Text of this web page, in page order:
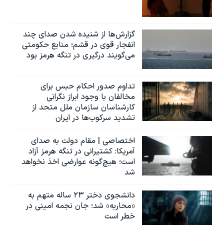
گزارش‌ها از شنیده شدن صدای چند
انفجار قوی در قشم؛ منابع حکومتی
می‌گویند درگیری در تنگه هرمز بود
تداوم صدور احکام حبس برای
مخالفان با وجود ابراز نگرانی
کارشناسان سازمان ملل متحد از
تشدید سرکوب‌ها در ایران
اختصاصی | مقام دولت به صدای
آمریکا: کشتیرانی در تنگه هرمز آزاد
است؛ هیچ‌گونه عوارضی اخذ نخواهد
شد
دانشجوی دختر ۲۳ ساله متهم به
«محاربه» شد؛ جان نجمه امینی در
خطر است